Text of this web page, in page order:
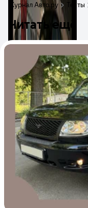
Журнал Авто.ру Тесты
Читать ещё